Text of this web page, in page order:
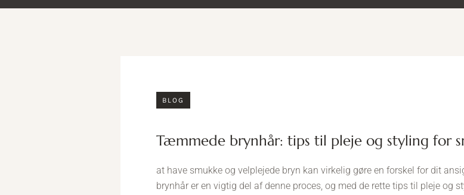
BLOG
Tæmmede brynhår: tips til pleje og styling for
at have smukke og velplejede bryn kan virkelig gøre en forskel for dit
brynhår er en vigtig del af denne proces, og med de rette tips til pleje og